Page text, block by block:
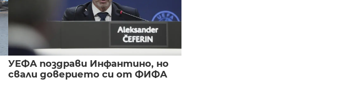
УЕФА поздрави Инфантино, но
свали доверието си от ФИФА